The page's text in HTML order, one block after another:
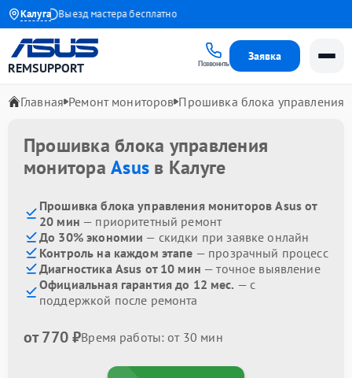
Калуга
1 года Выезд мастера бесплатно
REMSUPPORT Позвонить
Заявка
Главная Ремонт мониторов Прошивка блока управления
Прошивка блока управления
монитораAsus в Калуге
Прошивка блока управления мониторов Asus от
20 мин — приоритетный ремонт
До 30% экономии — скидки при заявке онлайн
Контроль на каждом этапе — прозрачный процесс
Диагностика Asus от 10 мин — точное выявление
Официальная гарантия до 12 мес. — с
поддержкой после ремонта
от 770 ₽Время работы: от 30 мин